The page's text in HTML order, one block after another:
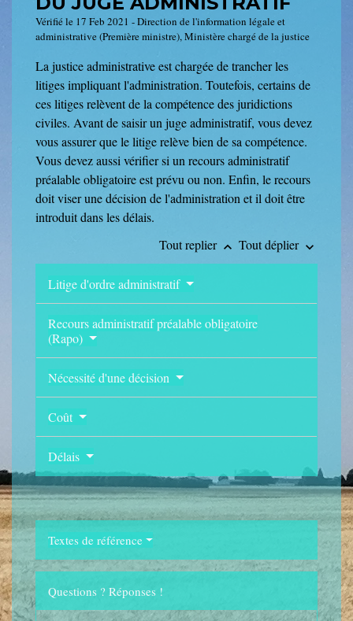
Vérifié le 17 Feb 2021 - Direction de l'information légale et
administrative (Première ministre), Ministère chargé de la justice
La justice administrative est chargée de trancher les
litiges impliquant l'administration. Toutefois, certains de
ces litiges relèvent de la compétence des juridictions
civiles. Avant de saisir un juge administratif, vous devez
vous assurer que le litige relève bien de sa compétence.
Vous devez aussi vérifier si un recours administratif
préalable obligatoire est prévu ou non. Enfin, le recours
doit viser une décision de l'administration et il doit être
introduit dans les délais.
Tout replier keyboard_arrow_up Tout déplier keyboard_arrow_down
Litige d'ordre administratif
Recours administratif préalable obligatoire
(Rapo)
Nécessité d'une décision
Coût
Délais
Textes de référence
Questions ? Réponses !